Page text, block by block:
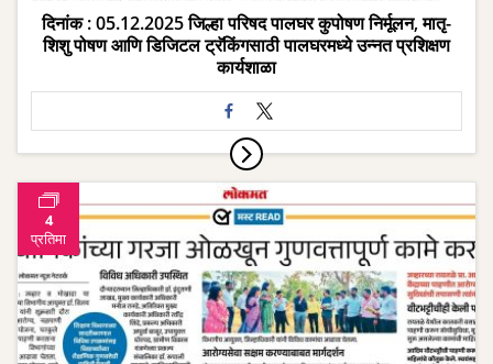
दिनांक : 05.12.2025 जिल्हा परिषद पालघर कुपोषण निर्मूलन, मातृ-
शिशु पोषण आणि डिजिटल ट्रॅकिंगसाठी पालघरमध्ये उन्नत प्रशिक्षण
कार्यशाळा
4
प्रतिमा